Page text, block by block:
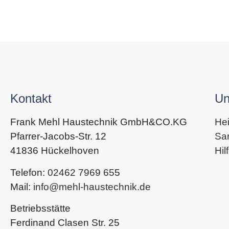
Kontakt
Frank Mehl Haustechnik GmbH&CO.KG
Pfarrer-Jacobs-Str. 12
41836 Hückelhoven
Telefon: 02462 7969 655
Mail: info@mehl-haustechnik.de
Betriebsstätte
Ferdinand Clasen Str. 25